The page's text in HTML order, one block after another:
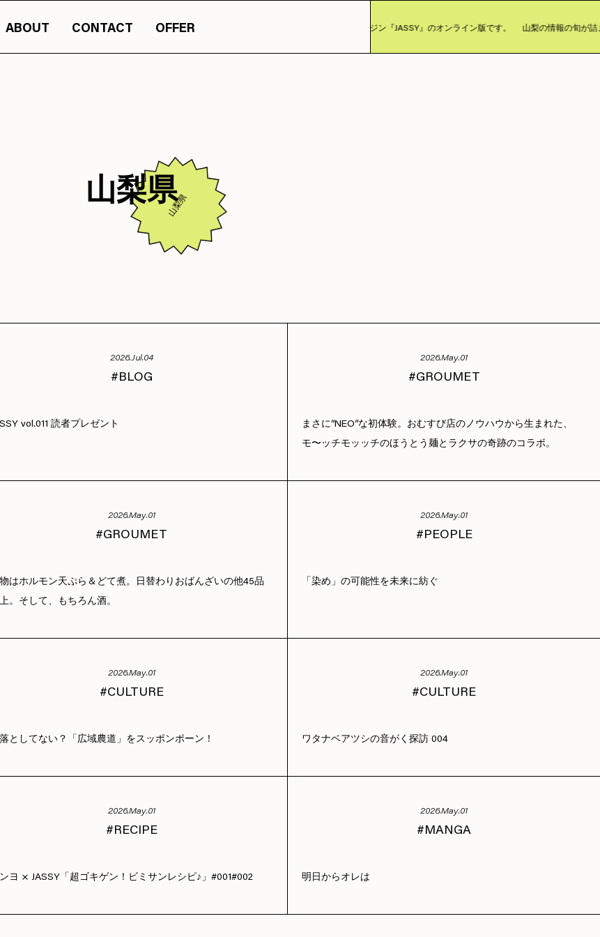
ABOUT CONTACT OFFER
チャーマガジン『JASSY』のオンライン版です。 山梨の情報の旬が詰まったカルチャーマガジン『JASSY』のオンライン版です。 山梨の情報の旬が詰
山梨県
山梨県
2026.Jul.04
BLOG
vol.011 読者プレゼント
2026.May.01
GROUMET
まさに“NEO”な初体験。おむすび店のノウハウから生まれた、
モ〜ッチモッッチのほうとう麺とラクサの奇跡のコラボ。
2026.May.01
GROUMET
はホルモン天ぷら＆どて煮。日替わりおばんざいの他45品
。そして、もちろん酒。
2026.May.01
PEOPLE
「染め」の可能性を未来に紡ぐ
2026.May.01
CULTURE
としてない？「広域農道」をスッポンポーン！
2026.May.01
CULTURE
ワタナベアツシの音がく探訪 004
2026.May.01
RECIPE
ヨ × JASSY「超ゴキゲン！ビミサンレシピ♪」#001#002
2026.May.01
MANGA
明日からオレは